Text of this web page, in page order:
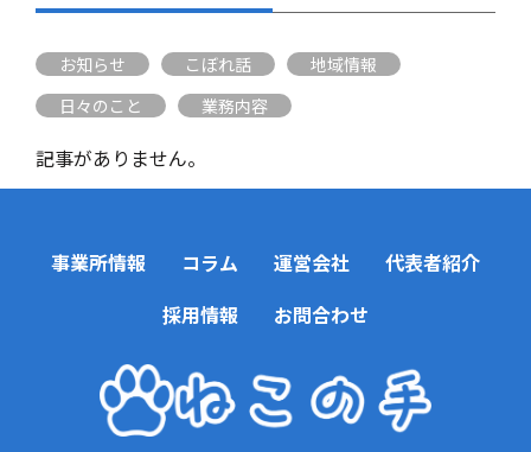
お知らせ こぼれ話
地域情報
日々のこと
業務内容
記事がありません。
事業所情報 コラム 運営会社
代表者紹介
採用情報
お問合わせ